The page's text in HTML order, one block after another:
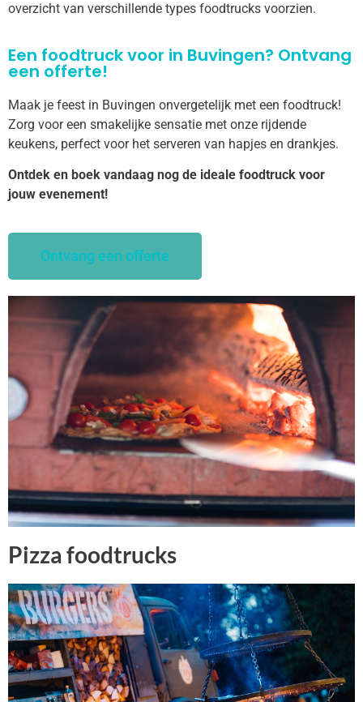
overzicht van verschillende types foodtrucks voorzien.
Een foodtruck voor in Buvingen? Ontvang
een offerte!
Maak je feest in Buvingen onvergetelijk met een foodtruck!
Zorg voor een smakelijke sensatie met onze rijdende
keukens, perfect voor het serveren van hapjes en drankjes.
Ontdek en boek vandaag nog de ideale foodtruck voor
jouw evenement!
Ontvang een offerte
Pizza foodtrucks